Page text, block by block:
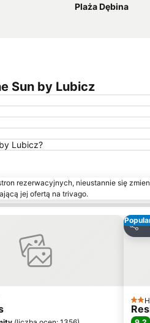
Plaża Dębina
Sun by Lubicz
Lubicz?
rezerwacyjnych, nieustannie się
jej ofertą na trivago.
ulubionych
2